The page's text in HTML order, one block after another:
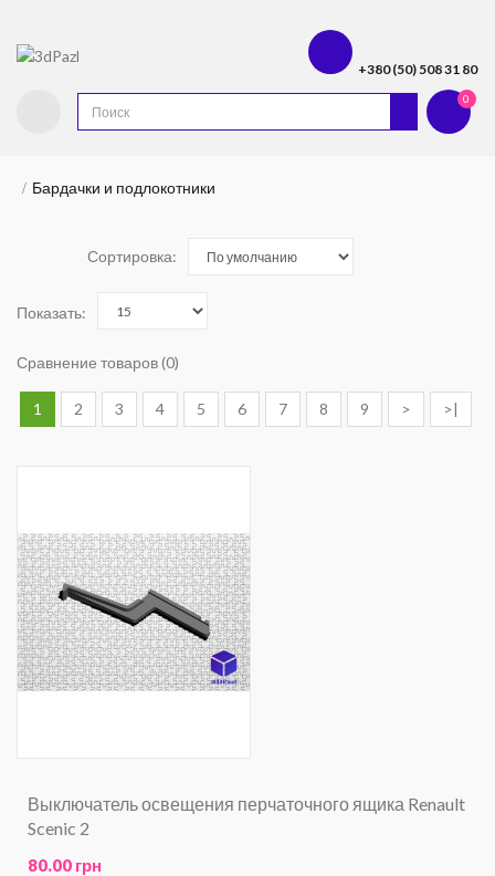
+380 (50) 508 31 80
0
Бардачки и подлокотники
Сортировка:
Показать:
Сравнение товаров (0)
1 2 3 4 5 6 7 8 9 > >|
Выключатель освещения перчаточного ящика Renault
Scenic 2
80.00 грн